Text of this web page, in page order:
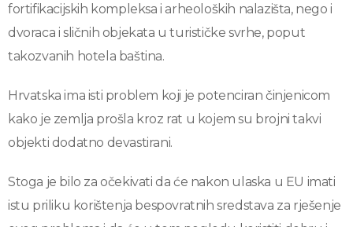
fortifikacijskih kompleksa i arheoloških nalazišta, nego i
dvoraca i sličnih objekata u turističke svrhe, poput
takozvanih hotela baština.
Hrvatska ima isti problem koji je potenciran činjenicom
kako je zemlja prošla kroz rat u kojem su brojni takvi
objekti dodatno devastirani.
Stoga je bilo za očekivati da će nakon ulaska u EU imati
istu priliku korištenja bespovratnih sredstava za rješenje